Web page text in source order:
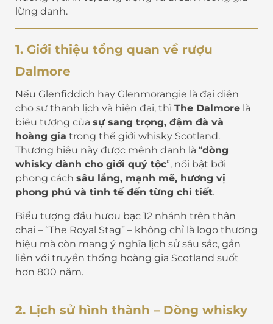
lừng danh.
1. Giới thiệu tổng quan về rượu
Dalmore
Nếu Glenfiddich hay Glenmorangie là đại diện
cho sự thanh lịch và hiện đại, thì The Dalmore là
biểu tượng của sự sang trọng, đậm đà và
hoàng gia trong thế giới whisky Scotland.
Thương hiệu này được mệnh danh là “dòng
whisky dành cho giới quý tộc”, nổi bật bởi
phong cách sâu lắng, mạnh mẽ, hương vị
phong phú và tinh tế đến từng chi tiết.
Biểu tượng đầu hươu bạc 12 nhánh trên thân
chai – “The Royal Stag” – không chỉ là logo thương
hiệu mà còn mang ý nghĩa lịch sử sâu sắc, gắn
liền với truyền thống hoàng gia Scotland suốt
hơn 800 năm.
2. Lịch sử hình thành – Dòng whisky